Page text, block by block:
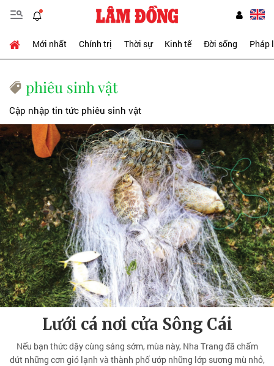
Mới nhất Chính trị Thời sự Kinh tế Đời sống Pháp
phiêu sinh vật
Cập nhập tin tức phiêu sinh vật
Lưới cá nơi cửa Sông Cái
Nếu bạn thức dậy cùng sáng sớm, mùa này, Nha Trang đã chấm
dứt những cơn gió lạnh và thành phố ướp những lớp sương mù nhỏ,